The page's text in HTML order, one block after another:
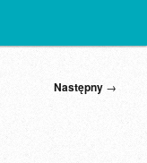
Następny →